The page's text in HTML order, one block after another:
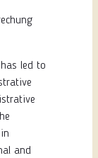
led to
and